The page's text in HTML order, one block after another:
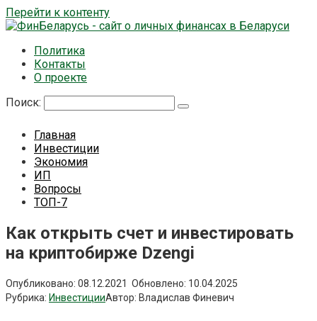
Перейти к контенту
Политика
Контакты
О проекте
Поиск:
Главная
Инвестиции
Экономия
ИП
Вопросы
ТОП-7
Как открыть счет и инвестировать
на криптобирже Dzengi
Опубликовано: 08.12.2021 Обновлено: 10.04.2025
Рубрика: ИнвестицииАвтор: Владислав Финевич